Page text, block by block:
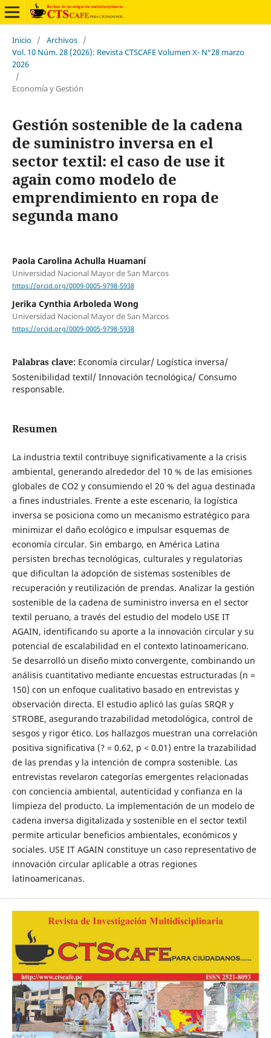
Inicio / Archivos /
Vol. 10 Núm. 28 (2026): Revista CTSCAFE Volumen X- N°28 marzo
2026
/
Economía y Gestión
Gestión sostenible de la cadena
de suministro inversa en el
sector textil: el caso de use it
again como modelo de
emprendimiento en ropa de
segunda mano
Paola Carolina Achulla Huamaní
Universidad Nacional Mayor de San Marcos
https://orcid.org/0009-0005-9798-5938
Jerika Cynthia Arboleda Wong
Universidad Nacional Mayor de San Marcos
https://orcid.org/0009-0005-9798-5938
Palabras clave: Economía circular/ Logística inversa/
Sostenibilidad textil/ Innovación tecnológica/ Consumo
responsable.
Resumen
La industria textil contribuye significativamente a la crisis
ambiental, generando alrededor del 10 % de las emisiones
globales de CO2 y consumiendo el 20 % del agua destinada
a fines industriales. Frente a este escenario, la logística
inversa se posiciona como un mecanismo estratégico para
minimizar el daño ecológico e impulsar esquemas de
economía circular. Sin embargo, en América Latina
persisten brechas tecnológicas, culturales y regulatorias
que dificultan la adopción de sistemas sostenibles de
recuperación y reutilización de prendas. Analizar la gestión
sostenible de la cadena de suministro inversa en el sector
textil peruano, a través del estudio del modelo USE IT
AGAIN, identificando su aporte a la innovación circular y su
potencial de escalabilidad en el contexto latinoamericano.
Se desarrolló un diseño mixto convergente, combinando un
análisis cuantitativo mediante encuestas estructuradas (n =
150) con un enfoque cualitativo basado en entrevistas y
observación directa. El estudio aplicó las guías SRQR y
STROBE, asegurando trazabilidad metodológica, control de
sesgos y rigor ético. Los hallazgos muestran una correlación
positiva significativa (? = 0.62, p < 0.01) entre la trazabilidad
de las prendas y la intención de compra sostenible. Las
entrevistas revelaron categorías emergentes relacionadas
con conciencia ambiental, autenticidad y confianza en la
limpieza del producto. La implementación de un modelo de
cadena inversa digitalizada y sostenible en el sector textil
permite articular beneficios ambientales, económicos y
sociales. USE IT AGAIN constituye un caso representativo de
innovación circular aplicable a otras regiones
latinoamericanas.